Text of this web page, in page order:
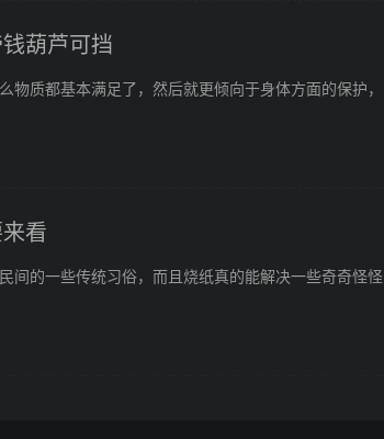
葫芦可挡
质都基本满足了，然后就更倾向于身体方面的保护，
看
间的一些传统习俗，而且烧纸真的能解决一些奇奇怪怪